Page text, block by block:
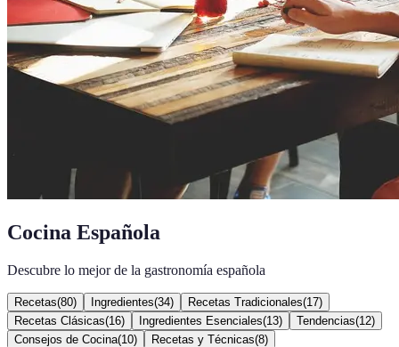
Cocina Española
Descubre lo mejor de la gastronomía española
Recetas(80) Ingredientes(34) Recetas Tradicionales(17)
Recetas Clásicas(16) Ingredientes Esenciales(13) Tendencias(12)
Consejos de Cocina(10) Recetas y Técnicas(8)